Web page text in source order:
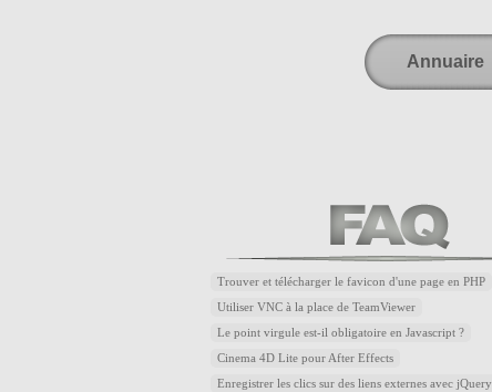
Annuaire
Trouver et télécharger le favicon d'une page en PHP
Utiliser VNC à la place de TeamViewer
Le point virgule est-il obligatoire en Javascript ?
Cinema 4D Lite pour After Effects
Enregistrer les clics sur des liens externes avec jQuery